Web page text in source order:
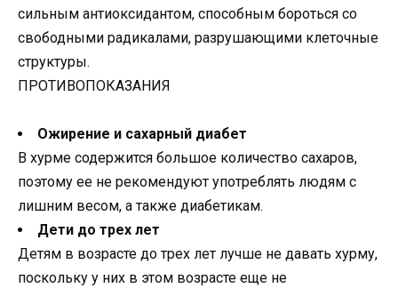
сильным антиоксидантом, способным бороться со
свободными радикалами, разрушающими клеточные
структуры.
ПРОТИВОПОКАЗАНИЯ
Ожирение и сахарный диабет
В хурме содержится большое количество сахаров,
поэтому ее не рекомендуют употреблять людям с
лишним весом, а также диабетикам.
Дети до трех лет
Детям в возрасте до трех лет лучше не давать хурму,
поскольку у них в этом возрасте еще не